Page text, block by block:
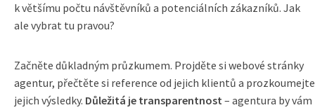
k většímu počtu návštěvníků a potenciálních zákazníků. Jak
ale vybrat tu pravou?
Začněte důkladným průzkumem. Projděte si webové stránky
agentur, přečtěte si reference od jejich klientů a prozkoumejte
jejich výsledky. Důležitá je transparentnost – agentura by vám